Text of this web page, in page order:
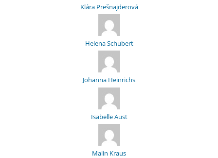
Klára Prešnajderová
Helena Schubert
Johanna Heinrichs
Isabelle Aust
Malin Kraus